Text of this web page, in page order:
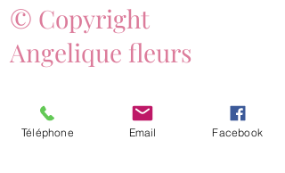
Poids total : 49 grammes
Les bougies votives conviennent bien
pour parfumer les petites surfaces.
© Copyright
Angelique fleurs
Téléphone Email Facebook